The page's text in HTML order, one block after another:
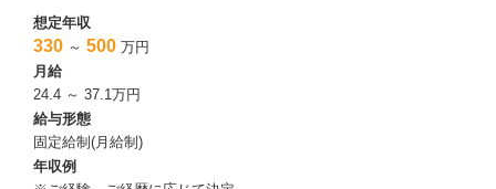
想定年収
330 ～ 500 万円
月給
24.4 ～ 37.1万円
給与形態
固定給制(月給制)
年収例